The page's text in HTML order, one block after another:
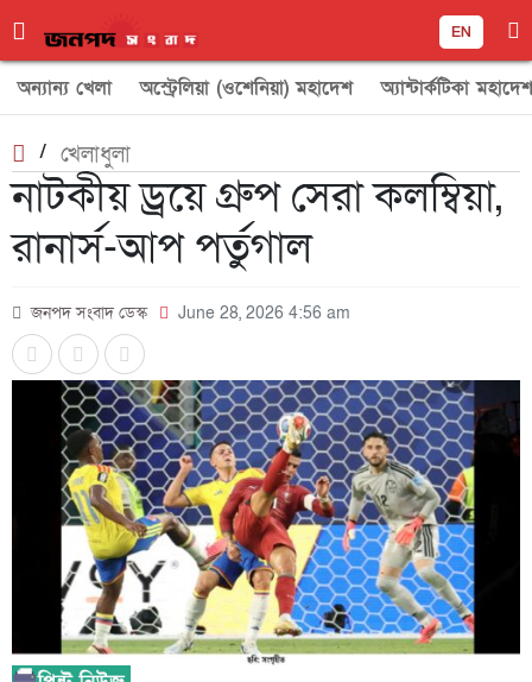
EN
অন্যান্য খেলা অস্ট্রেলিয়া (ওশেনিয়া) মহাদেশ অ্যান্টার্কটিকা মহাদেশ
/ খেলাধুলা
নাটকীয় ড্রয়ে গ্রুপ সেরা কলম্বিয়া,
রানার্স-আপ পর্তুগাল
জনপদ সংবাদ ডেস্ক June 28, 2026 4:56 am